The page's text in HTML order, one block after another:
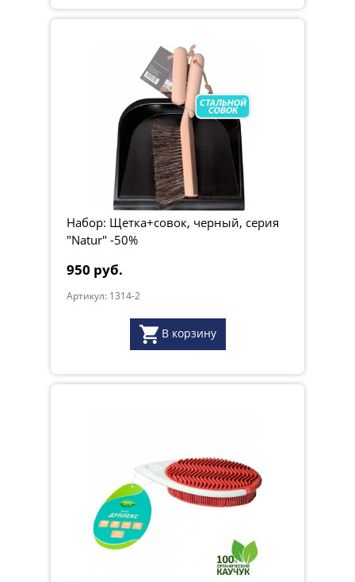
Набор: Щетка+совок, черный, серия
"Natur" -50%
950 руб.
Артикул: 1314-2
В корзину